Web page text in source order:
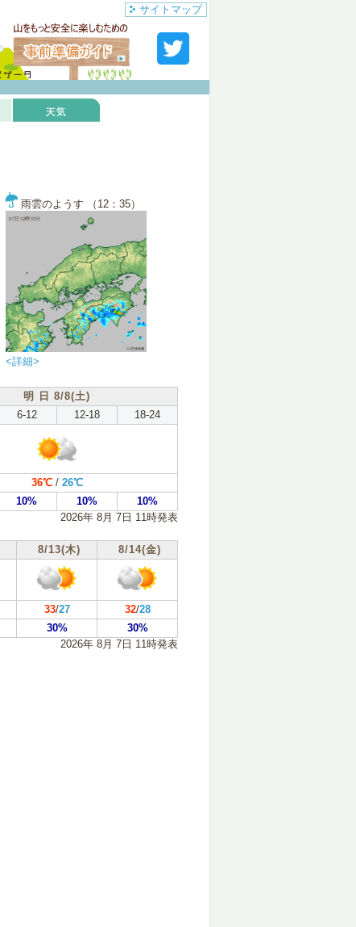
サイトマップ
雨雲のようす （12：35）
<詳細>
明 日 8/8(土)
6-12 12-18 18-24
36℃/ 26℃
10% 10%
10%
2026年 8月 7日 11時発表
8/13(木) 8/14(金)
33/27 32/28
30%
30%
2026年 8月 7日 11時発表